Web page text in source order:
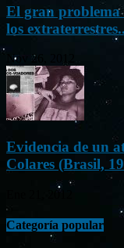
El gran problema
los
Nov 26, 2012
Evidencia de un
Colares (Brasil,
Ene 21, 2012
Categoría popular